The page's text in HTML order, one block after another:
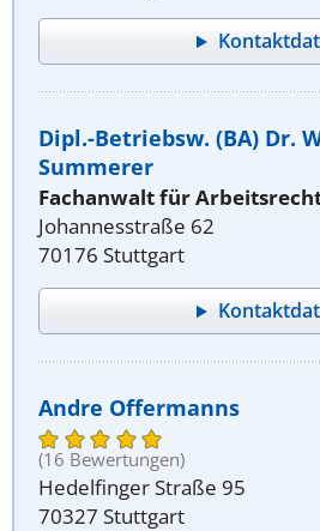
Dipl.-Betriebsw. (BA) Dr.
Summerer
Fachanwalt für
Johannesstraße 62
70176 Stuttgart
Andre Offermanns
(16 Bewertungen)
Hedelfinger Straße 95
70327 Stuttgart